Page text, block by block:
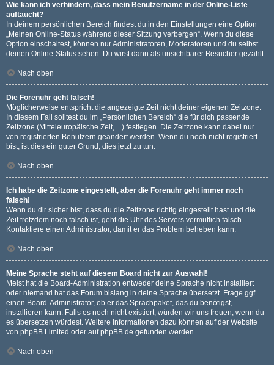
Wie kann ich verhindern, dass mein Benutzername in der Online-Liste
auftaucht?
In deinem persönlichen Bereich findest du in den Einstellungen eine Option
„Meinen Online-Status während dieser Sitzung verbergen“. Wenn du diese
Option einschaltest, können nur Administratoren, Moderatoren und du selbst
deinen Online-Status sehen. Du wirst dann als unsichtbarer Besucher gezählt.
Nach oben
Die Forenuhr geht falsch!
Möglicherweise entspricht die angezeigte Zeit nicht deiner eigenen Zeitzone.
In diesem Fall solltest du im „Persönlichen Bereich“ die für dich passende
Zeitzone (Mitteleuropäische Zeit, ...) festlegen. Die Zeitzone kann dabei nur
von registrierten Benutzern geändert werden. Wenn du noch nicht registriert
bist, ist dies ein guter Grund, dies jetzt zu tun.
Nach oben
Ich habe die Zeitzone eingestellt, aber die Forenuhr geht immer noch
falsch!
Wenn du dir sicher bist, dass du die Zeitzone richtig eingestellt hast und die
Zeit trotzdem noch falsch ist, geht die Uhr des Servers vermutlich falsch.
Kontaktiere einen Administrator, damit er das Problem beheben kann.
Nach oben
Meine Sprache steht auf diesem Board nicht zur Auswahl!
Meist hat die Board-Administration entweder deine Sprache nicht installiert
oder niemand hat das Forum bislang in deine Sprache übersetzt. Frage ggf.
einen Board-Administrator, ob er das Sprachpaket, das du benötigst,
installieren kann. Falls es noch nicht existiert, würden wir uns freuen, wenn du
es übersetzen würdest. Weitere Informationen dazu können auf der Website
von phpBB Limited oder aufphpBB.de gefunden werden.
Nach oben